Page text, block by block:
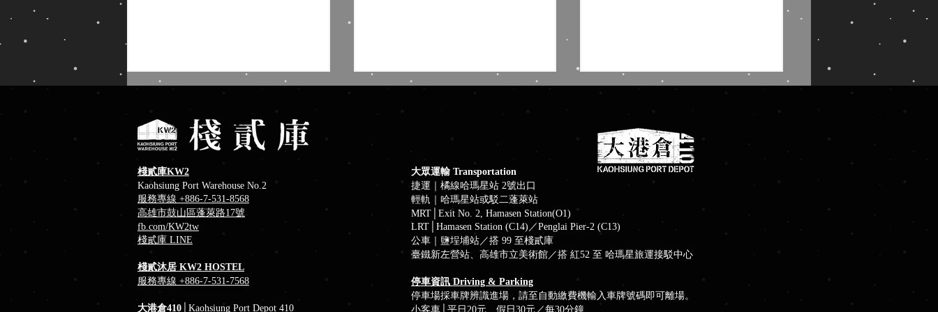
消暑冰品推薦！棧貳庫冰菓室
藍色狂想╳棧貳庫南風 Blues
周六港濱音樂夜
主題館
棧貳庫KW2
Kaohsiung Port Warehouse No.2
服務專線 +886-7-531-8568
高雄市鼓山區蓬萊路17號
fb.com/KW2tw
​棧貳庫 LINE
棧貳沐居 KW2 HOSTEL
服務專線 +886-7-531-7568
大港倉410 │Kaohsiung Port Depot 410
大眾運輸 Transportation
捷運｜橘線哈瑪星站 2號出口
輕軌｜哈瑪星站或駁二蓬萊站
MRT│Exit No. 2, Hamasen Station(O1)
LRT│Hamasen Station (C14)／Penglai Pier-2 (C13)
公車｜鹽埕埔站／搭 99 至棧貳庫
臺鐵新左營站、高雄市立美術館／搭 紅52 至 哈瑪星旅運接駁中心
停車資訊 Driving & Parking
停車場採車牌辨識進場，請至自動繳費機輸入車牌號碼即可離場。
小客車│平日20元、假日30元／每30分鐘